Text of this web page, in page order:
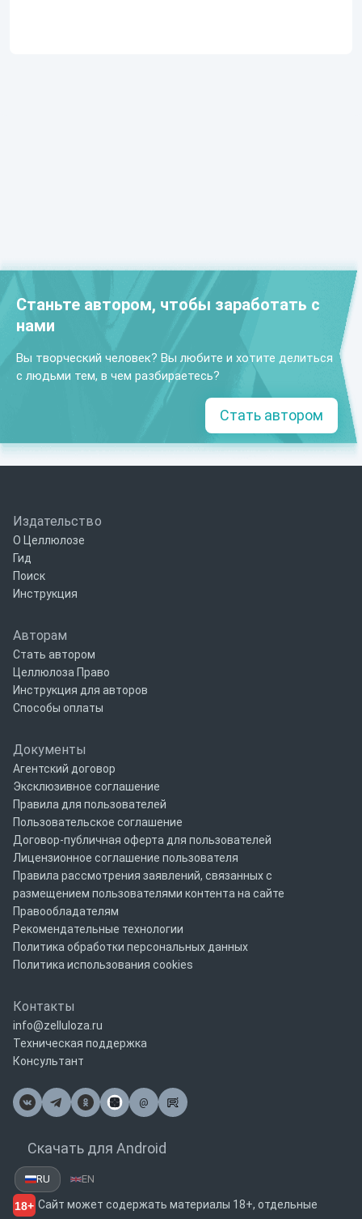
Станьте автором, чтобы заработать с
нами
Вы творческий человек? Вы любите и хотите делиться
с людьми тем, в чем разбираетесь?
Стать автором
Издательство
О Целлюлозе
Гид
Поиск
Инструкция
Авторам
Стать автором
Целлюлоза Право
Инструкция для авторов
Способы оплаты
Документы
Агентский договор
Эксклюзивное соглашение
Правила для пользователей
Пользовательское соглашение
Договор-публичная оферта для пользователей
Лицензионное соглашение пользователя
Правила рассмотрения заявлений, связанных с
размещением пользователями контента на сайте
Правообладателям
Рекомендательные технологии
Политика обработки персональных данных
Политика использования cookies
Контакты
info@zelluloza.ru
Техническая поддержка
Консультант
@
Почта
Скачать для Android
RU EN
18+ Сайт может содержать материалы 18+, отдельные